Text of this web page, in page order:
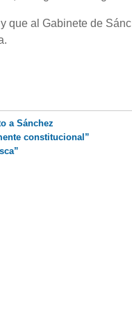
que al Gabinete de
a Sánchez
constitucional”